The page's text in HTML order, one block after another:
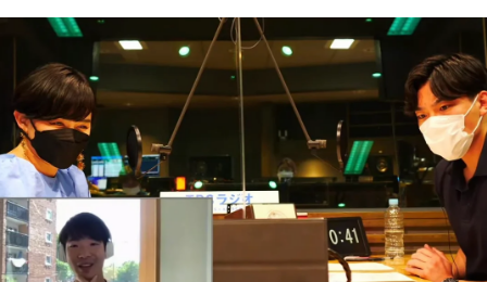
YouTube
会社情報